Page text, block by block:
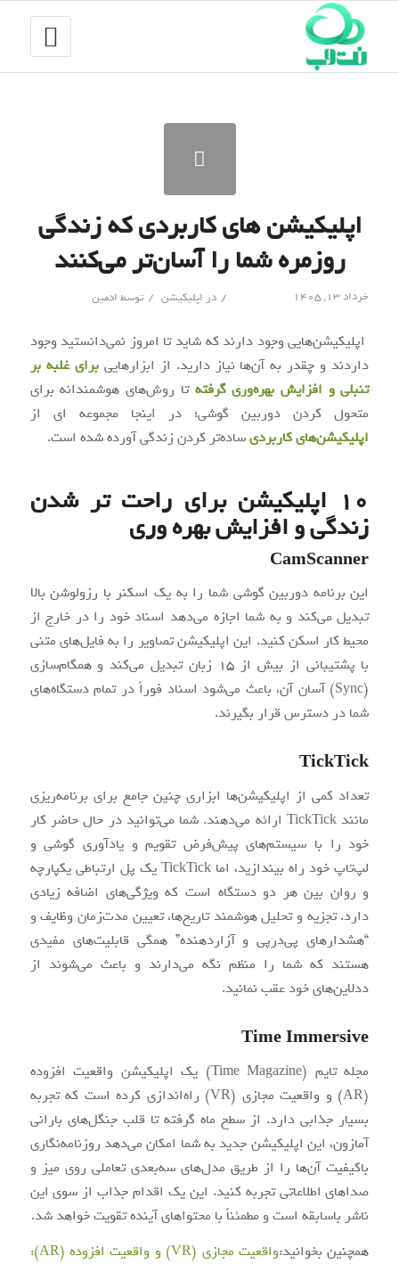
اپلیکیشن های کاربردی که زندگی
روزمره شما را آسان‌تر می‌کنند
خرداد ۱۳, ۱۴۰۵ / در اپلیکیشن / توسط ادمین
اپلیکیشن‌هایی وجود دارند که شاید تا امروز نمی‌دانستید وجود
داردند و چقدر به آن‌ها نیاز دارید. از ابزارهایی برای غلبه بر
تنبلی و افزایش بهره‌وری گرفته تا روش‌های هوشمندانه برای
متحول کردن دوربین گوشی؛ در اینجا مجموعه ای از
اپلیکیشن‌های کاربردیساده‌تر کردن زندگی آورده شده است.
۱۰ اپلیکیشن برای راحت تر شدن
زندگی و افزایش بهره وری
CamScanner
این برنامه دوربین گوشی شما را به یک اسکنر با رزولوشن بالا
تبدیل می‌کند و به شما اجازه می‌دهد اسناد خود را در خارج از
محیط کار اسکن کنید. این اپلیکیشن تصاویر را به فایل‌های متنی
با پشتیبانی از بیش از ۱۵ زبان تبدیل می‌کند و همگام‌سازی
(Sync) آسان آن، باعث می‌شود اسناد فوراً در تمام دستگاه‌های
شما در دسترس قرار بگیرند.
TickTick
تعداد کمی از اپلیکیشن‌ها ابزاری چنین جامع برای برنامه‌ریزی
مانند TickTick ارائه می‌دهند. شما می‌توانید در حال حاضر کار
خود را با سیستم‌های پیش‌فرض تقویم و یادآوری گوشی و
لپ‌تاپ خود راه بیندازید، اما TickTick یک پل ارتباطی یکپارچه
و روان بین هر دو دستگاه است که ویژگی‌های اضافه زیادی
دارد. تجزیه و تحلیل هوشمند تاریخ‌ها، تعیین مدت‌زمان وظایف و
“هشدارهای پی‌درپی و آزاردهنده” همگی قابلیت‌های مفیدی
هستند که شما را منظم نگه می‌دارند و باعث می‌شوند از
ددلاین‌های خود عقب نمانید.
Time Immersive
مجله تایم (Time Magazine) یک اپلیکیشن واقعیت افزوده
(AR) و واقعیت مجازی (VR) راه‌اندازی کرده است که تجربه
بسیار جذابی دارد. از سطح ماه گرفته تا قلب جنگل‌های بارانی
آمازون، این اپلیکیشن جدید به شما امکان می‌دهد روزنامه‌نگاری
باکیفیت آن‌ها را از طریق مدل‌های سه‌بعدی تعاملی روی میز و
صداهای اطلاعاتی تجربه کنید. این یک اقدام جذاب از سوی این
ناشر باسابقه است و مطمئناً با محتواهای آینده تقویت خواهد شد.
همچنین بخوانید:
واقعیت مجازی (VR) و واقعیت افزوده (AR):